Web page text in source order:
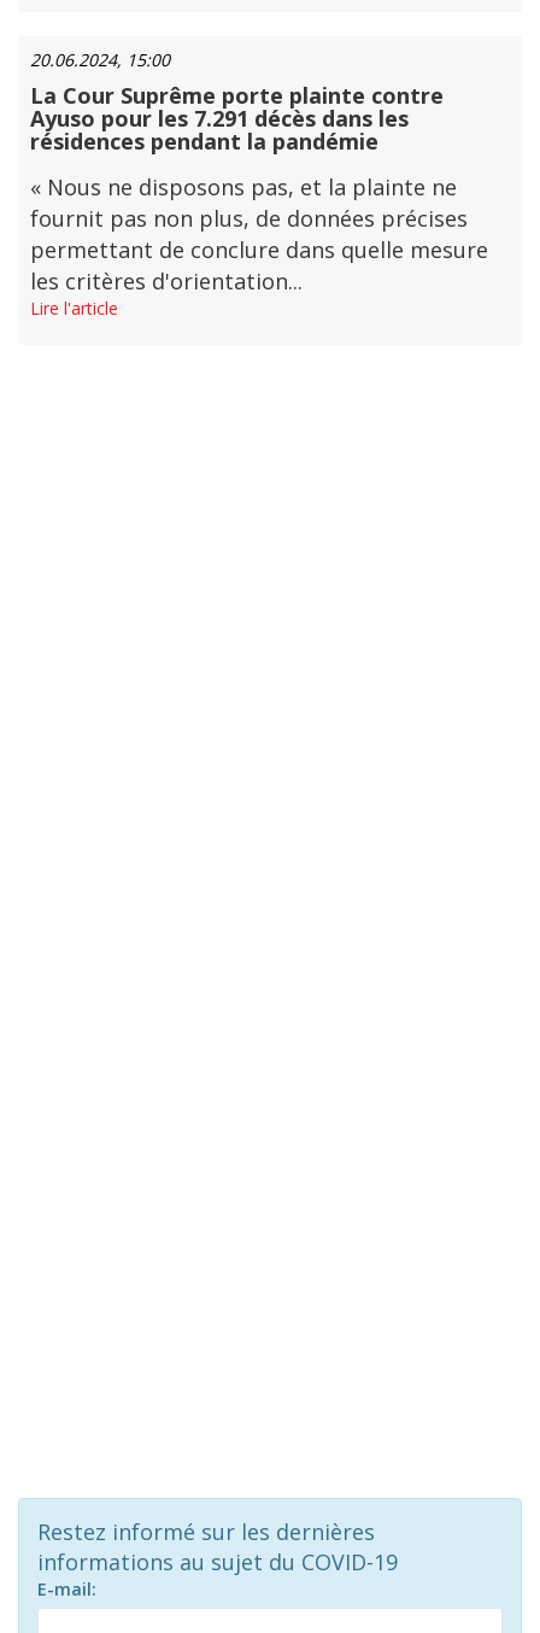
20.06.2024, 15:00
La Cour Suprême porte plainte contre
Ayuso pour les 7.291 décès dans les
résidences pendant la pandémie
« Nous ne disposons pas, et la plainte ne
fournit pas non plus, de données précises
permettant de conclure dans quelle mesure
les critères d'orientation...
Lire l'article
Restez informé sur les dernières
informations au sujet du COVID-19
E-mail: